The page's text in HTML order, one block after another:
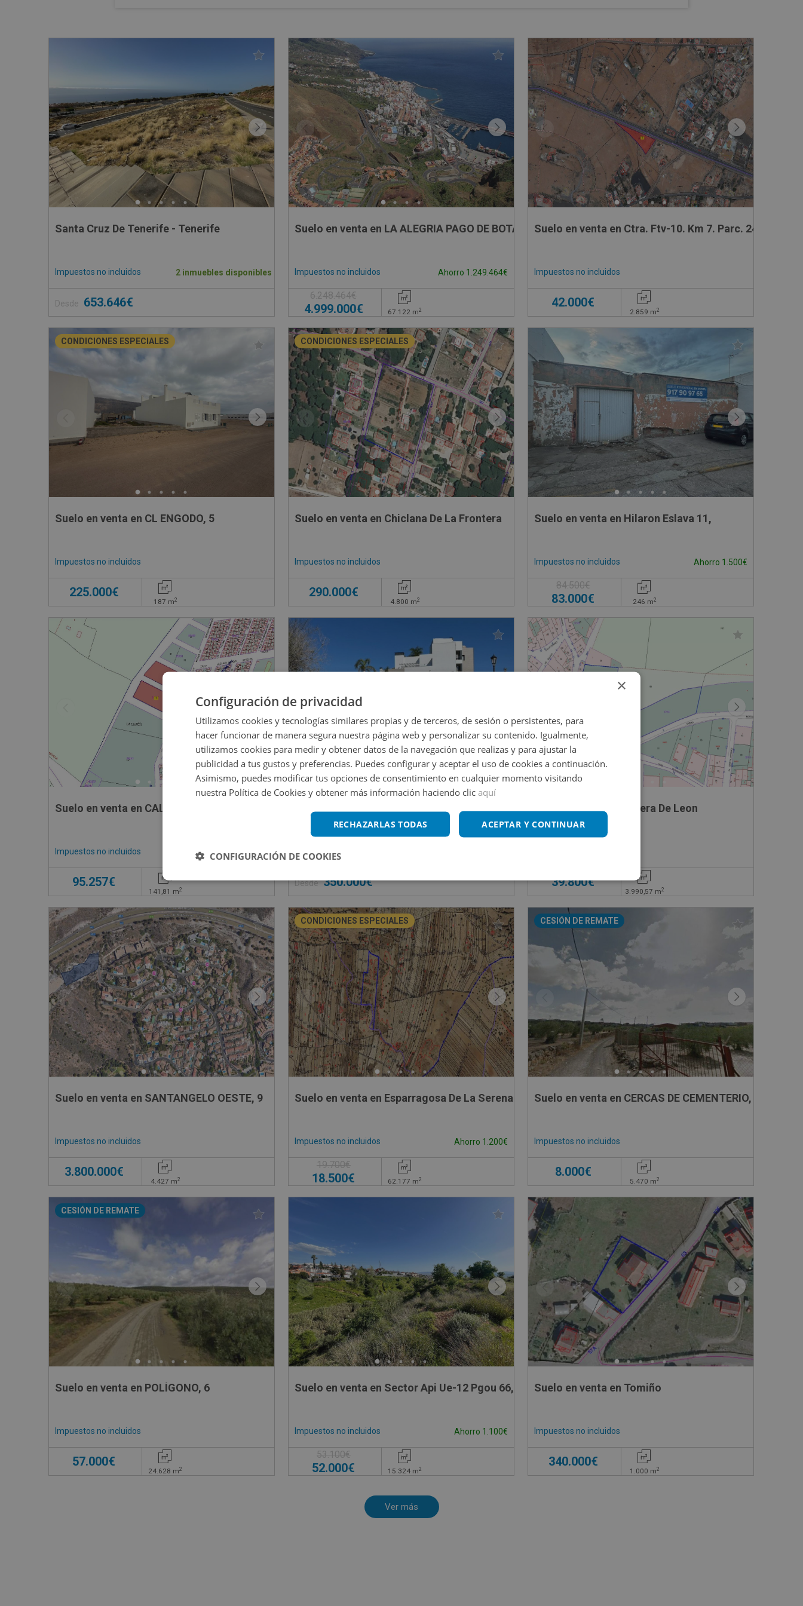
Santa Cruz De Tenerife - Tenerife
Impuestos no incluidos 2 inmuebles disponibles
Desde 653.646€
Suelo en venta en LA ALEGRIA PAGO DE BOTAZO, S/N
Impuestos no incluidos Ahorro 1.249.464€
6.248.464€
4.999.000€ 67.122 m2
Suelo en venta en Ctra. Ftv-10. Km 7. Parc. 243,
Impuestos no incluidos
42.000€
2.859 m2
CONDICIONES ESPECIALES
Suelo en venta en CL ENGODO, 5
Impuestos no incluidos
225.000€
187 m2
CONDICIONES ESPECIALES
Suelo en venta en Chiclana De La Frontera
Impuestos no incluidos
290.000€
4.800 m2
Suelo en venta en Hilaron Eslava 11,
Impuestos no incluidos Ahorro 1.500€
84.500€
83.000€ 246 m2
Suelo en venta en CALLE MIGUEL DE CERVANTES SAAVEDRA 4-5, 4
Impuestos no incluidos
95.257€
141,81 m2
Av De La Resinera 3 Y 4, 29680 Estepona - Málaga
Impuestos no incluidos
Desde 350.000€
Suelo en venta en Calera De Leon
39.800€
3.990,57 m2
Suelo en venta en SANTANGELO OESTE, 9
Impuestos no incluidos
3.800.000€
4.427 m2
CONDICIONES ESPECIALES
Suelo en venta en Esparragosa De La Serena
Impuestos no incluidos Ahorro 1.200€
19.700€
18.500€ 62.177 m2
CESIÓN DE REMATE
Suelo en venta en CERCAS DE CEMENTERIO, SN
Impuestos no incluidos
8.000€
5.470 m2
CESIÓN DE REMATE
Suelo en venta en POLÍGONO, 6
Impuestos no incluidos
57.000€
24.628 m2
Suelo en venta en Sector Api Ue-12 Pgou 66,
Impuestos no incluidos Ahorro 1.100€
53.100€
52.000€ 15.324 m2
Suelo en venta en Tomiño
Impuestos no incluidos
340.000€
1.000 m2
×
Configuración de privacidad
Utilizamos cookies y tecnologías similares propias y de terceros, de sesión o persistentes, para
hacer funcionar de manera segura nuestra página web y personalizar su contenido. Igualmente,
utilizamos cookies para medir y obtener datos de la navegación que realizas y para ajustar la
publicidad a tus gustos y preferencias. Puedes configurar y aceptar el uso de cookies a continuación.
Asimismo, puedes modificar tus opciones de consentimiento en cualquier momento visitando
nuestra Política de Cookies y obtener más información haciendo clic aquí
ACEPTAR Y CONTINUAR
RECHAZARLAS TODAS
CONFIGURACIÓN DE COOKIES